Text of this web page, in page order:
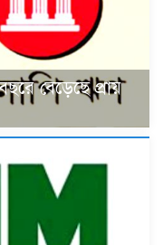
বেড়েছে প্রায়